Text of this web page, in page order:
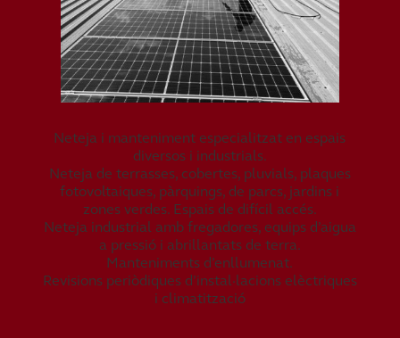
Neteja i manteniment especialitzat en espais
diversos i industrials.
Neteja de terrasses, cobertes, pluvials, plaques
fotovoltaiques, pàrquings, de parcs, jardins i
zones verdes. Espais de difícil accés.
Neteja industrial amb fregadores, equips d’aigua
a pressió i abrillantats de terra.
Manteniments d’enllumenat.
Revisions periòdiques d’instal·lacions elèctriques
i climatització